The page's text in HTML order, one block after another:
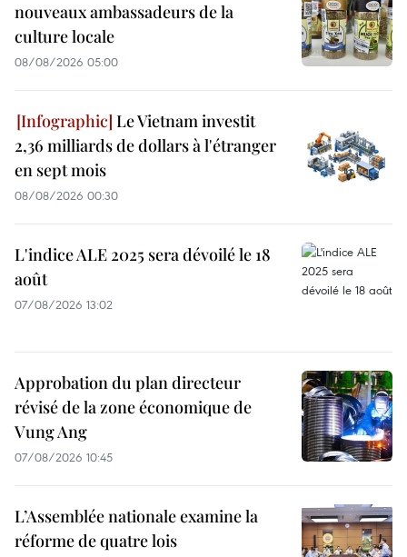
nouveaux ambassadeurs de la
culture locale
08/08/2026 05:00
Le Vietnam investit
2,36 milliards de dollars à l'étranger
en sept mois
08/08/2026 00:30
L'indice ALE 2025 sera dévoilé le 18
août
07/08/2026 13:02
Approbation du plan directeur
révisé de la zone économique de
Vung Ang
07/08/2026 10:45
L’Assemblée nationale examine la
réforme de quatre lois